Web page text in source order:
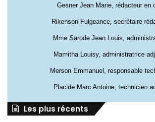
Gesner Jean Marie, rédacteur en
Rikenson Fulgeance, secrétaire
Mme Sarode Jean Louis,
Mamitha Louisy, administratrice
Merson Emmanuel, responsable
Placide Marc Antoine, technicien
Les plus récents